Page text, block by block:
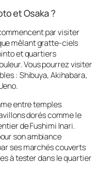
et Osaka ?
par visiter
mêlant gratte-ciels
et quartiers
Vous pourrez visiter
: Shibuya, Akihabara,
entre temples
dorés comme le
de Fushimi Inari.
son ambiance
ses marchés couverts
à tester dans le quartier